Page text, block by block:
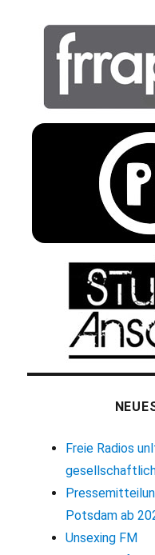
Freie Radios
Potsdam ab
Unsexing FM